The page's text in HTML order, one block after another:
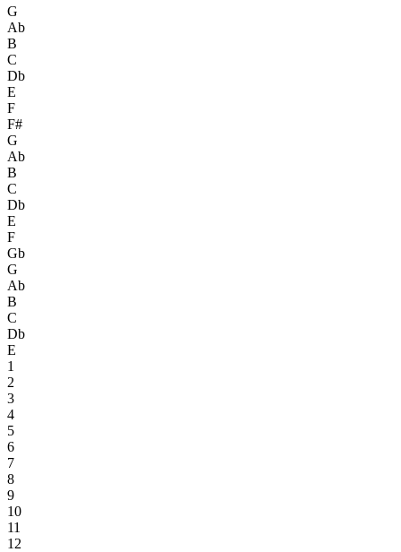
G
Ab
B
C
Db
E
F
F#
G
Ab
B
C
Db
E
F
Gb
G
Ab
B
C
Db
E
1
2
3
4
5
6
7
8
9
10
11
12